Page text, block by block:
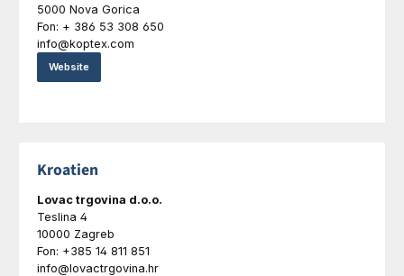
5000 Nova Gorica
Fon: + 386 53 308 650
info@koptex.com
Website
Kroatien
Lovac trgovina d.o.o.
Teslina 4
10000 Zagreb
Fon: +385 14 811 851
info@lovactrgovina.hr